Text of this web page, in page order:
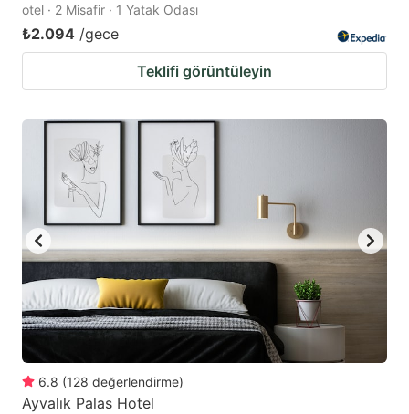
otel · 2 Misafir · 1 Yatak Odası
₺2.094 /gece
Teklifi görüntüleyin
6.8 (128 değerlendirme)
Ayvalık Palas Hotel